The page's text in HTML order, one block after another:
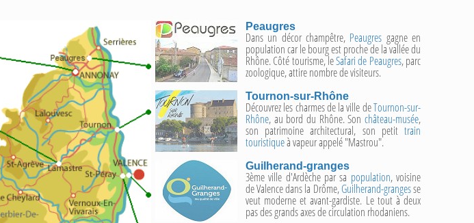
Peaugres
Dans un décor champêtre, Peaugres gagne en
population car le bourg est proche de la vallée du
Rhône. Côté tourisme, leSafari de Peaugres, parc
zoologique, attire nombre de visiteurs.
Tournon-sur-Rhône
Découvrez les charmes de la ville deTournon-sur-
Rhône, au bord du Rhône. Son château-musée,
son patrimoine architectural, son petit train
touristiqueà vapeur appelé "Mastrou".
Guilherand-granges
3ème ville d'Ardèche par sa population, voisine
de Valence dans la Drôme,Guilherand-grangesse
veut moderne et avant-gardiste. Le tout à deux
pas des grands axes de circulation rhodaniens.